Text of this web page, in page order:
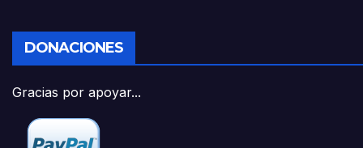
DONACIONES
Gracias por apoyar...